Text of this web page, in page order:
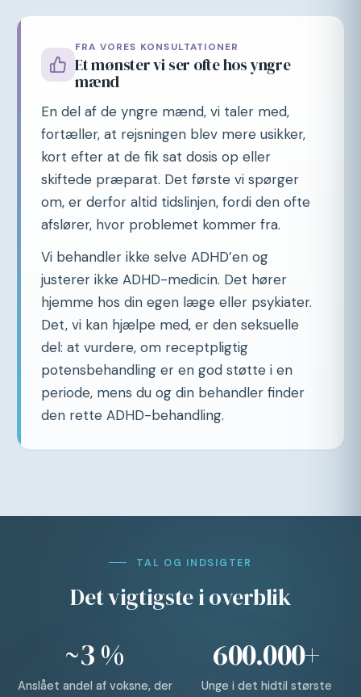
FRA VORES KONSULTATIONER
Et mønster vi ser ofte hos yngre
mænd
En del af de yngre mænd, vi taler med,
fortæller, at rejsningen blev mere usikker,
kort efter at de fik sat dosis op eller
skiftede præparat. Det første vi spørger
om, er derfor altid tidslinjen, fordi den ofte
afslører, hvor problemet kommer fra.
Vi behandler ikke selve ADHD’en og
justerer ikke ADHD-medicin. Det hører
hjemme hos din egen læge eller psykiater.
Det, vi kan hjælpe med, er den seksuelle
del: at vurdere, om receptpligtig
potensbehandling er en god støtte i en
periode, mens du og din behandler finder
den rette ADHD-behandling.
TAL OG INDSIGTER
Det vigtigste i overblik
~3 %
Anslået andel af voksne, der
600.000+
Unge i det hidtil største